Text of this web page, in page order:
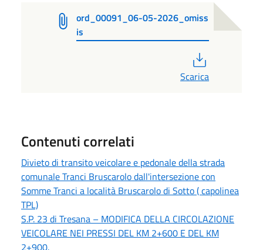
ord_00091_06-05-2026_omiss
is
Scarica
Contenuti correlati
Divieto di transito veicolare e pedonale della strada
comunale Tranci Bruscarolo dall'intersezione con
Somme Tranci a località Bruscarolo di Sotto ( capolinea
TPL)
S.P. 23 di Tresana – MODIFICA DELLA CIRCOLAZIONE
VEICOLARE NEI PRESSI DEL KM 2+600 E DEL KM
2+900.